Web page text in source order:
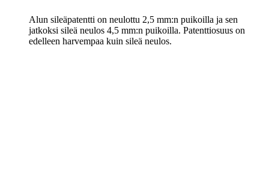
Alun sileäpatentti on neulottu 2,5 mm:n puikoilla ja sen
jatkoksi sileä neulos 4,5 mm:n puikoilla. Patenttiosuus on
edelleen harvempaa kuin sileä neulos.